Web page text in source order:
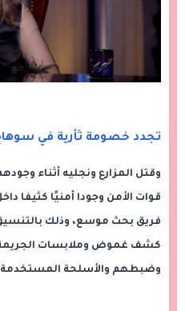
تجدد خصومة ثأرية في
وقتل المزارع ونجليه أثناء
قوات الأمن وجودا أمنيًا كثيفا
فريق بحث موسع، وذلك
كشف غموض وملابسات
وضبطهم والأسلحة